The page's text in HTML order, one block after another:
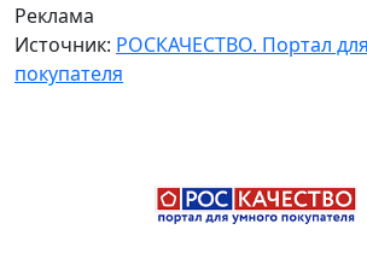
Реклама
Источник: РОСКАЧЕСТВО. Портал
покупателя